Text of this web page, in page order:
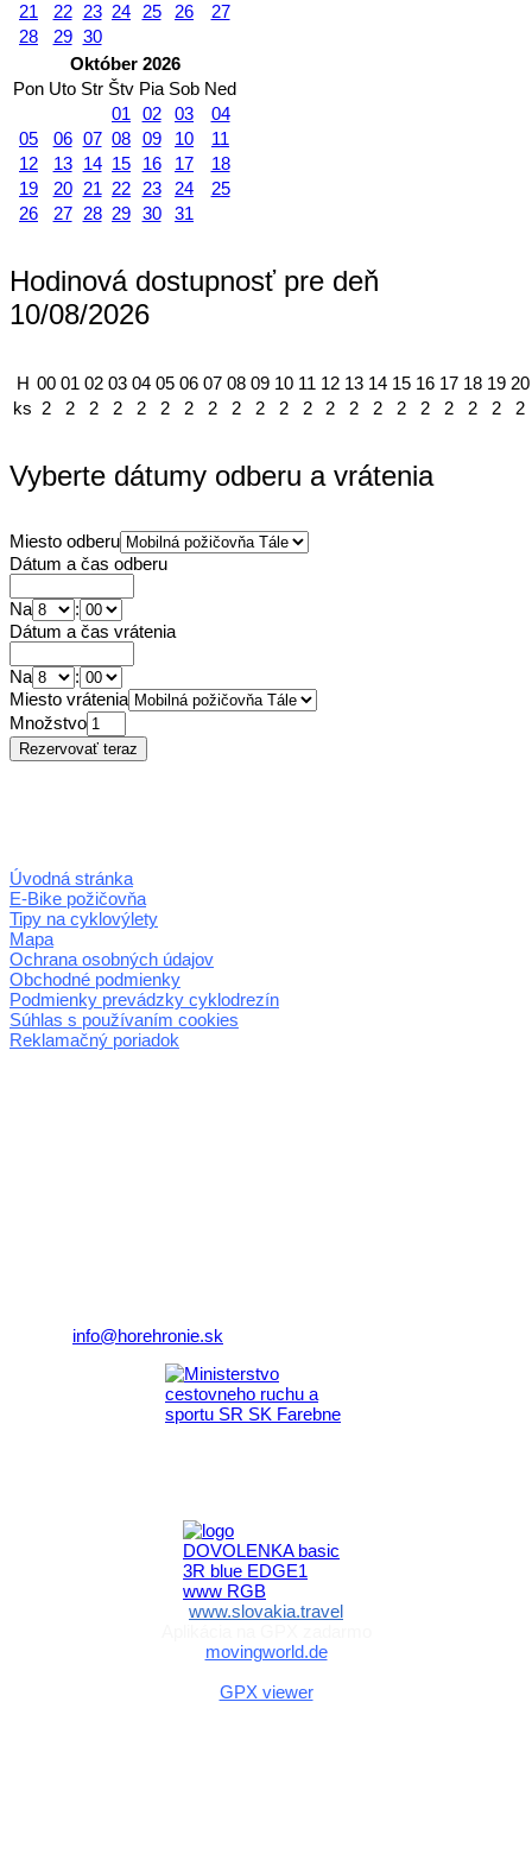
21
22 23 24 25 26
27
28
29 30
Október 2026
Pon Uto Str Štv Pia Sob Ned
01
02 03
04
05
06 07 08 09 10
11
12
13 14 15 16 17
18
19
20 21 22 23 24
25
26
27 28 29 30 31
Hodinová dostupnosť pre deň
10/08/2026
H 00 01 02 03 04 05 06 07 08 09 10 11 12 13 14 15 16 17 18 19 20
ks 2 2 2 2 2 2 2 2 2 2 2 2 2 2 2 2 2 2 2 2 2
Vyberte dátumy odberu a vrátenia
Miesto odberu
Dátum a čas odberu
Na
:
Dátum a čas vrátenia
Na
:
Miesto vrátenia
Množstvo
Úvodná stránka
E-Bike požičovňa
Tipy na cyklovýlety
Mapa
Ochrana osobných údajov
Obchodné podmienky
Podmienky prevádzky cyklodrezín
Súhlas s používaním cookies
Reklamačný poriadok
info@horehronie.sk
www.slovakia.travel
movingworld.de
GPX viewer